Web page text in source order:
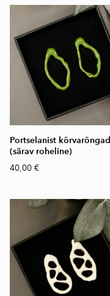
Portselanist kõrvarõngad
(särav roheline)
40,00 €